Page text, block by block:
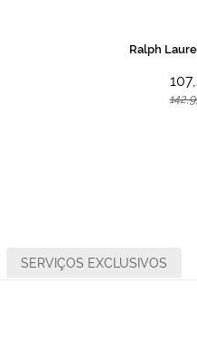
Ralph
SERVIÇOS EXCLUSIVOS